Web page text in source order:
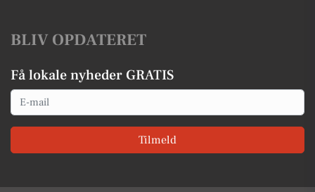
BLIV OPDATERET
Få lokale nyheder GRATIS
Email
Tilmeld